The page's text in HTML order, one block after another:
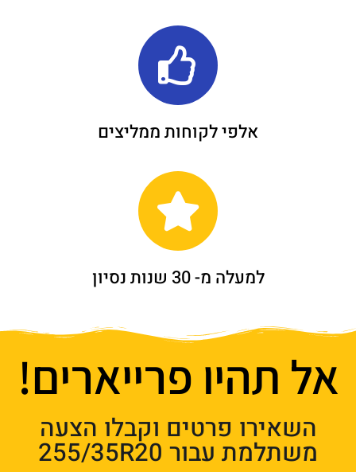
אלפי לקוחות ממליצים
למעלה מ- 30 שנות נסיון
אל תהיו פרייארים!
השאירו פרטים וקבלו הצעה
משתלמת עבור 255/35R20